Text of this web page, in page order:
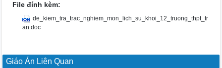
B. giành lấy một thắng lợi quân sự để tiếp tục cuộc chiến
C. giành lại quyền chủ động chiến lược trên chiến trường
D. giành thắng lợi quân sự để nâng cao vị thế của nước
A. phân tán, tiêu hao sinh lực địch.
B. đập tan hoàn toàn kế hoạch Nava.
File đính kèm:
de_kiem_tra_trac_nghiem_mon_lich_su_khoi_12_truong_thpt_tr
an.doc
Giáo Án Liên Quan